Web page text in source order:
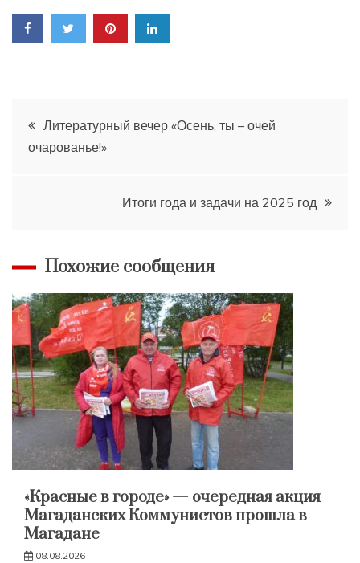
Навигация
по
Литературный вечер «Осень, ты – очей
очарованье!»
Итоги года и задачи на 2025 год
Похожие сообщения
«Красные в городе» — очередная акция
Магаданских Коммунистов прошла в
Магадане
08.08.2026